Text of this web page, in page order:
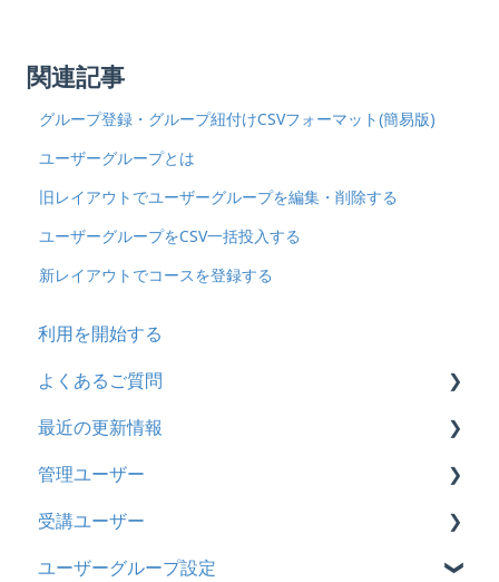
関連記事
グループ登録・グループ紐付けCSVフォーマット(簡易版)
ユーザーグループとは
旧レイアウトでユーザーグループを編集・削除する
ユーザーグループをCSV一括投入する
新レイアウトでコースを登録する
利用を開始する
よくあるご質問
契約
トライアル
カスタマイズ
インターネット・セキュリティ
最近の更新情報
2026年8月アップデート
2026年2月アップデート
2025年10月アップデート
管理ユーザー
管理ユーザーの統合について
管理ユーザーについて
受講ユーザー
基本操作
ユーザーグループ設定